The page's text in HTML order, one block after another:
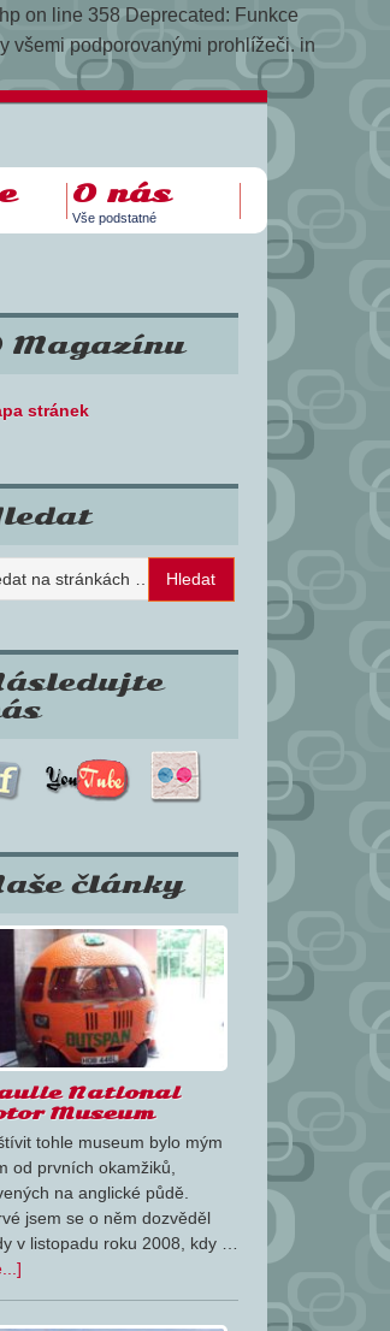
on line 358 Deprecated: Funkce
všemi podporovanými prohlížeči. in
O nás
Vše podstatné
Magazínu
stránek
články
National
Museum
tohle museum bylo mým
od prvních okamžiků,
na anglické půdě.
jsem se o něm dozvěděl
v listopadu roku 2008, kdy …